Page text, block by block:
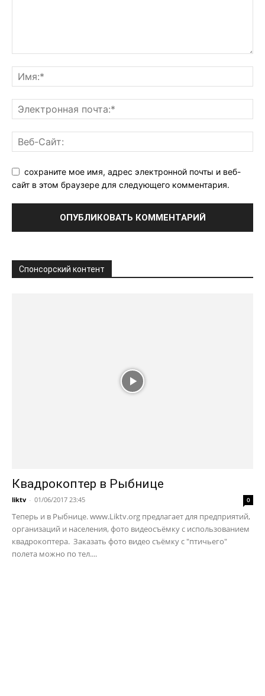
сохраните мое имя, адрес электронной почты и веб-
сайт в этом браузере для следующего комментария.
Спонсорский контент
Квадрокоптер в Рыбнице
liktv - 01/06/2017 23:45 0
Теперь и в Рыбнице. www.Liktv.org предлагает для предприятий,
организаций и населения, фото видеосъёмку с использованием
квадрокоптера. Заказать фото видео съёмку с "птичьего"
полета можно по тел....